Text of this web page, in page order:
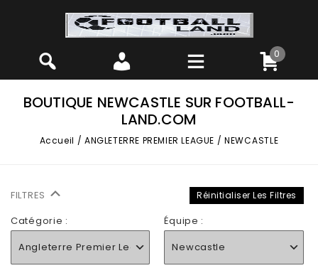
0
BOUTIQUE NEWCASTLE SUR FOOTBALL-
LAND.COM
Accueil / ANGLETERRE PREMIER LEAGUE /NEWCASTLE
FILTRES Réinitialiser Les Filtres
Catégorie :
Angleterre Premier League
Équipe :
Newcastle